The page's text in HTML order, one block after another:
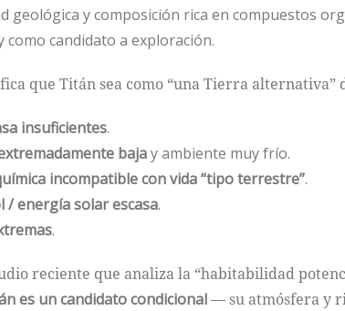
geológica y composición rica en compuestos
candidato a exploración.
que Titán sea como “una Tierra
insuficientes.
bajay ambiente muy frío.
incompatible con vida “tipo terrestre”.
/ energía solar escasa.
.
reciente que analiza la “habitabilidad
es un candidato condicional— su atmósfera y